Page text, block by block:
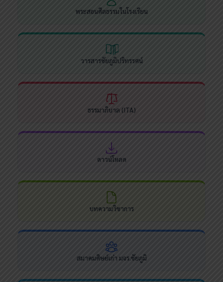
พระสอนศีลธรรมในโรงเรียน
วารสารชัยภูมิปริทรรศน์
ธรรมาภิบาล (ITA)
ดาวน์โหลด
บทความวิชาการ
สมาคมศิษย์เก่า มจร.ชัยภูมิ